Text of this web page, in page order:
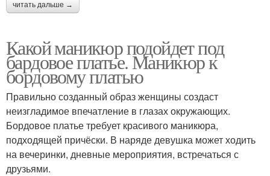
читать дальше →
Какой маникюр подойдет под
бардовое платье. Маникюр к
бордовому платью
Правильно созданный образ женщины создаст
неизгладимое впечатление в глазах окружающих.
Бордовое платье требует красивого маникюра,
подходящей причёски. В наряде девушка может ходить
на вечеринки, дневные мероприятия, встречаться с
друзьями.